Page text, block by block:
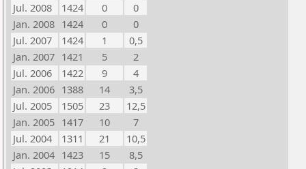
Jul. 2008
1424 0
0
Jan. 2008 1424 0
0
Jul. 2007
1424 1
0,5
Jan. 2007 1421 5
2
Jul. 2006
1422 9
4
Jan. 2006 1388 14
3,5
Jul. 2005
1505 23
12,5
Jan. 2005 1417 10
7
Jul. 2004
1311 21
10,5
Jan. 2004 1423 15
8,5